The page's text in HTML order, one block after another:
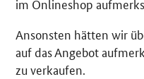
im Onlineshop
Ansonsten hätten wir
auf das Angebot
zu verkaufen.